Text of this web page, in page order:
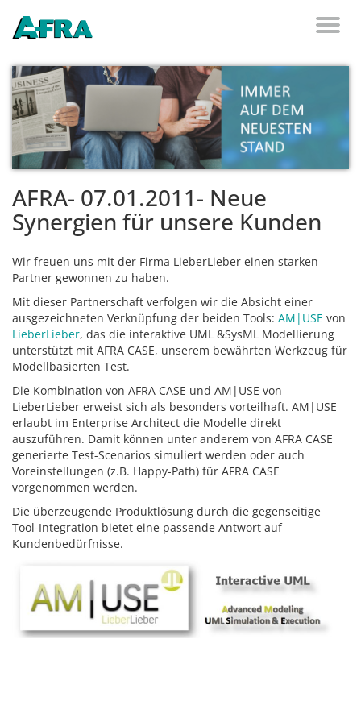
AFRA- 07.01.2011- Neue
Synergien für unsere Kunden
Wir freuen uns mit der Firma LieberLieber einen starken
Partner gewonnen zu haben.
Mit dieser Partnerschaft verfolgen wir die Absicht einer
ausgezeichneten Verknüpfung der beiden Tools: AM|USE von
LieberLieber, das die interaktive UML &SysML Modellierung
unterstützt mit AFRA CASE, unserem bewährten Werkzeug für
Modellbasierten Test.
Die Kombination von AFRA CASE und AM|USE von
LieberLieber erweist sich als besonders vorteilhaft. AM|USE
erlaubt im Enterprise Architect die Modelle direkt
auszuführen. Damit können unter anderem von AFRA CASE
generierte Test-Scenarios simuliert werden oder auch
Voreinstellungen (z.B. Happy-Path) für AFRA CASE
vorgenommen werden.
Die überzeugende Produktlösung durch die gegenseitige
Tool-Integration bietet eine passende Antwort auf
Kundenbedürfnisse.